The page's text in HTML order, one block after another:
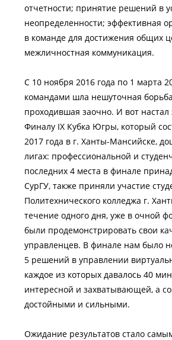
отчетности; принятие решений в
неопределенности; эффективная
в команде для достижения общих
межличностная коммуникация.
С 10 ноября 2016 года по 1 марта
командами шла нешуточная
проходившая заочно. И вот настал
Финалу IX Кубка Югры, который
2017 года в г. Ханты-Мансийске,
лигах: профессиональной и
последних 4 места в финале
СурГУ, также приняли участие
Политехнического колледжа г.
течение одного дня, уже в очной
были продемонстрировать свои
управленцев. В финале нам было
5 решений в управлении
каждое из которых давалось 40
интересной и захватывающей, а
достойными и сильными.
Ожидание результатов стало